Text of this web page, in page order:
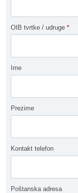
OIB tvrtke / udruge *
Ime
Prezime
Kontakt telefon
Poštanska adresa